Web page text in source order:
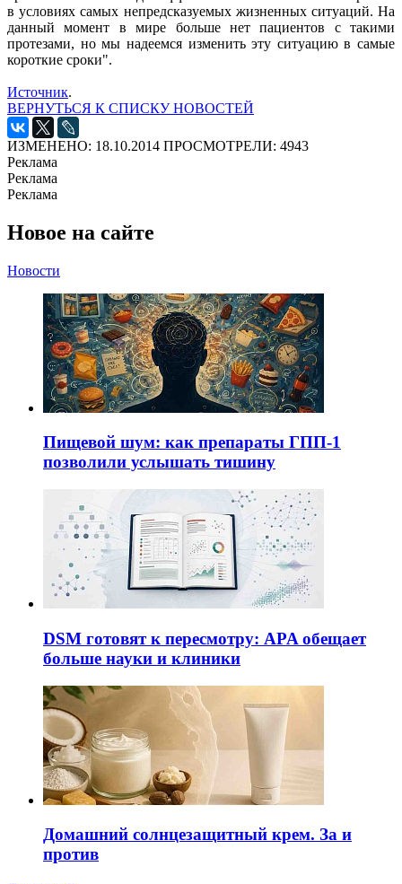
в условиях самых непредсказуемых жизненных ситуаций. На
данный момент в мире больше нет пациентов с такими
протезами, но мы надеемся изменить эту ситуацию в самые
короткие сроки".
Источник.
ВЕРНУТЬСЯ К СПИСКУ НОВОСТЕЙ
ИЗМЕНЕНО: 18.10.2014 ПРОСМОТРЕЛИ: 4943
Реклама
Реклама
Реклама
Новое на сайте
Новости
Пищевой шум: как препараты ГПП-1
позволили услышать тишину
DSM готовят к пересмотру: APA обещает
больше науки и клиники
Домашний солнцезащитный крем. За и
против